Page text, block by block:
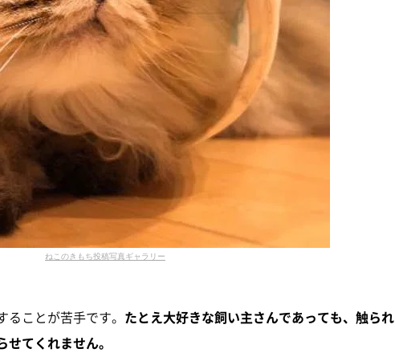
ねこのきもち投稿写真ギャラリー
ことが苦手です。 たとえ大好きな飼い主さんであっても、触られ
てくれません。